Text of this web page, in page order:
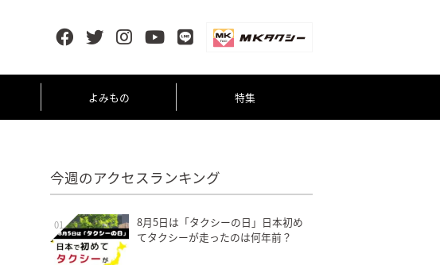
よみもの 特集
今週のアクセスランキング
01
8月5日は「タクシーの日」日本初め
てタクシーが走ったのは何年前？